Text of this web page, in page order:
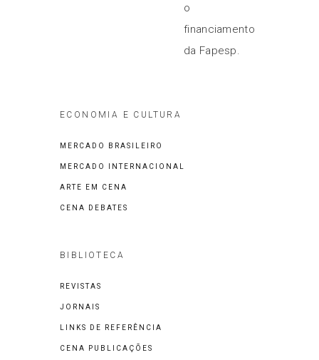
o
financiamento
da Fapesp.
ECONOMIA E CULTURA
MERCADO BRASILEIRO
MERCADO INTERNACIONAL
ARTE EM CENA
CENA DEBATES
BIBLIOTECA
REVISTAS
JORNAIS
LINKS DE REFERÊNCIA
CENA PUBLICAÇÕES